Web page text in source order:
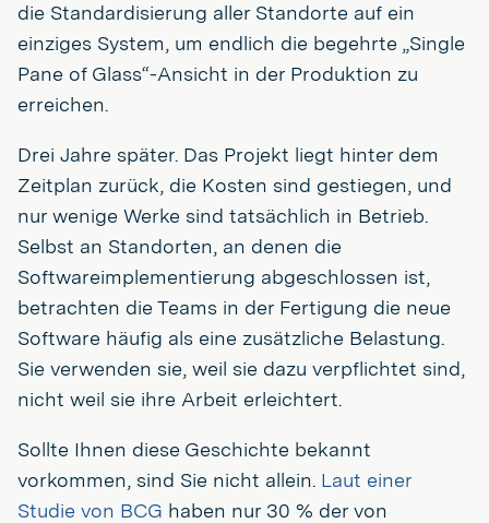
die Standardisierung aller Standorte auf ein
einziges System, um endlich die begehrte „Single
Pane of Glass“-Ansicht in der Produktion zu
erreichen.
Drei Jahre später. Das Projekt liegt hinter dem
Zeitplan zurück, die Kosten sind gestiegen, und
nur wenige Werke sind tatsächlich in Betrieb.
Selbst an Standorten, an denen die
Softwareimplementierung abgeschlossen ist,
betrachten die Teams in der Fertigung die neue
Software häufig als eine zusätzliche Belastung.
Sie verwenden sie, weil sie dazu verpflichtet sind,
nicht weil sie ihre Arbeit erleichtert.
Sollte Ihnen diese Geschichte bekannt
vorkommen, sind Sie nicht allein. Laut einer
Studie von BCG haben nur 30 % der von